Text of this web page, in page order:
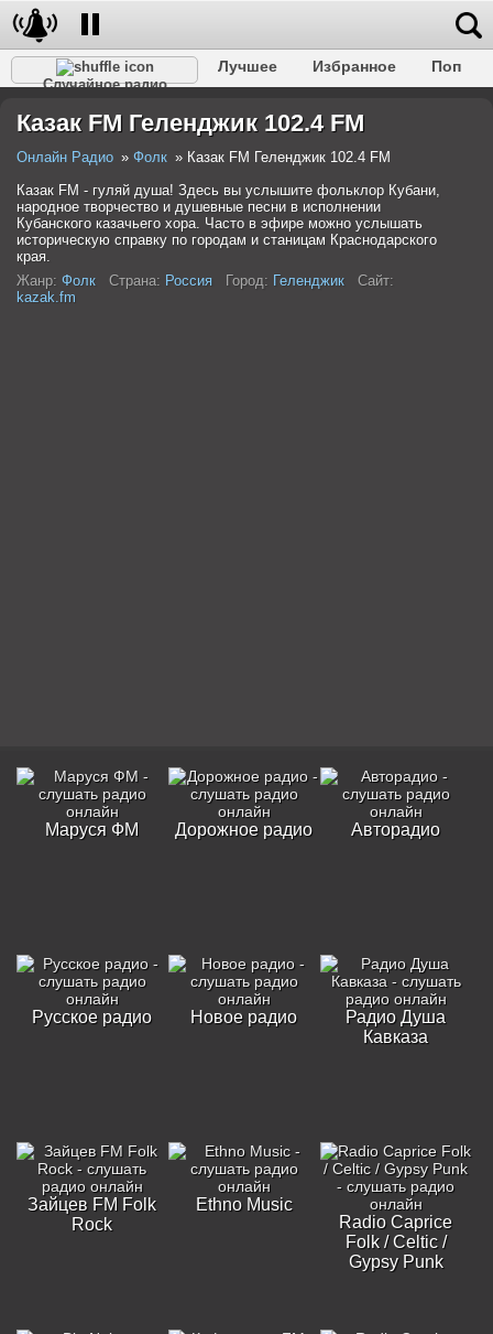
Случайное радио
Лучшее Избранное
Поп
Разговорное
Рэп Транс Дип-хаус
Казак FM Геленджик 102.4 FM
Онлайн Радио Фолк
Казак FM Геленджик 102.4 FM
Казак FM - гуляй душа! Здесь вы услышите фольклор Кубани,
народное творчество и душевные песни в исполнении
Кубанского казачьего хора. Часто в эфире можно услышать
историческую справку по городам и станицам Краснодарского
края.
Жанр: Фолк Страна: Россия Город: Геленджик
Сайт:
kazak.fm
Маруся ФМ Дорожное радио Авторадио
Русское радио Новое радио
Радио Душа
Кавказа
Зайцев FM Folk
Rock
Ethno Music
Radio Caprice
Folk / Celtic /
Gypsy Punk